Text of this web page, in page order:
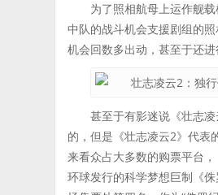
为了照相航母上运作舰
中队的战斗机会支援剧组的
机会回数多出动，甚至于还进
甚至于有影迷说《壮志
的，但是《壮志凌云2》代表
来看众占大多数的购票平台
环球发行的科学梦想巨制《